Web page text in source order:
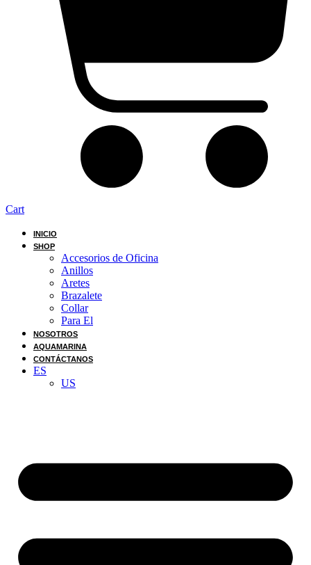
Cart
INICIO
SHOP
Accesorios de Oficina
Anillos
Aretes
Brazalete
Collar
Para El
NOSOTROS
AQUAMARINA
CONTÁCTANOS
ES
US